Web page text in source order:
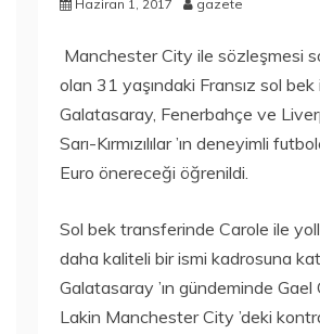
Haziran 1, 2017 gazete
Manchester City ile sözleşmesi
olan 31 yaşındaki Fransız sol bek
Galatasaray, Fenerbahçe ve
Sarı-Kırmızılılar ’ın deneyimli
Euro önereceği öğrenildi.
Sol bek transferinde Carole ile
daha kaliteli bir ismi kadrosuna
Galatasaray ’ın gündeminde Gael
Lakin Manchester City ’deki